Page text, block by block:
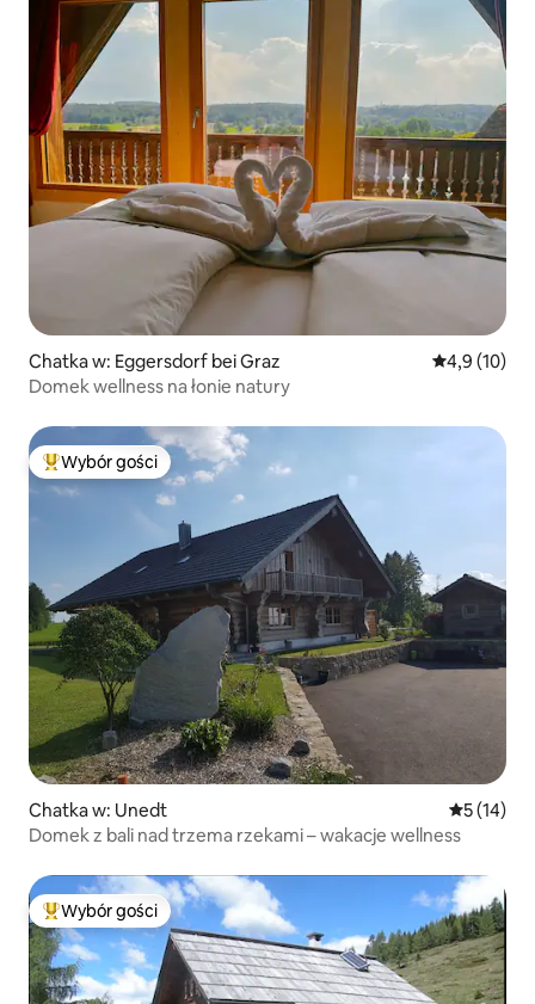
Chatka w: Eggersdorf bei Graz Średnia
4,9 (10)
Domek wellness na łonie natury
Najpopularniejsze z kategorii Wybór gości
Wybór gości
Chatka w: Unedt Średnia
5 (14)
Domek z bali nad trzema rzekami – wakacje wellness
Najpopularniejsze z kategorii Wybór gości
Wybór gości